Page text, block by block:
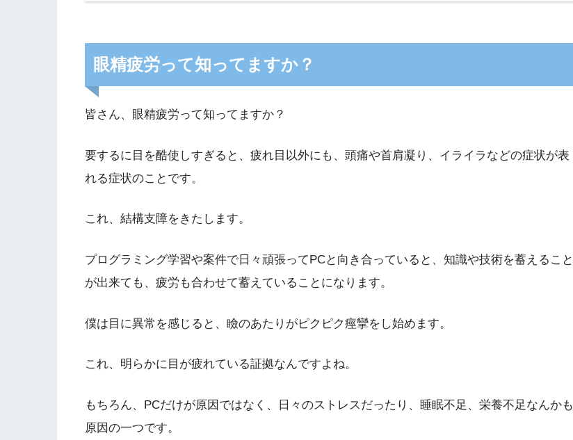
眼精疲労って知ってますか？
皆さん、眼精疲労って知ってますか？
要するに目を酷使しすぎると、疲れ目以外にも、頭痛や首肩凝り、イライラなどの症状が表
れる症状のことです。
これ、結構支障をきたします。
プログラミング学習や案件で日々頑張ってPCと向き合っていると、知識や技術を蓄えること
が出来ても、疲労も合わせて蓄えていることになります。
僕は目に異常を感じると、瞼のあたりがピクピク痙攣をし始めます。
これ、明らかに目が疲れている証拠なんですよね。
もちろん、PCだけが原因ではなく、日々のストレスだったり、睡眠不足、栄養不足なんかも
原因の一つです。